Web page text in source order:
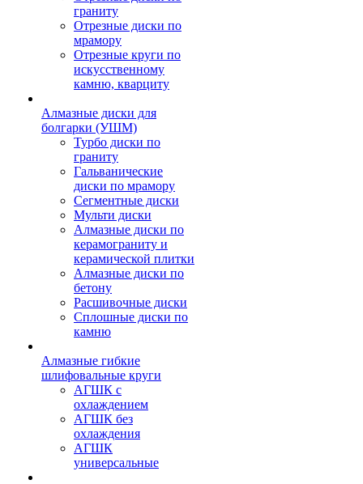
граниту
Отрезные диски по
мрамору
Отрезные круги по
искусственному
камню, кварциту
Алмазные диски для
болгарки (УШМ)
Турбо диски по
граниту
Гальванические
диски по мрамору
Сегментные диски
Мульти диски
Алмазные диски по
керамограниту и
керамической плитки
Алмазные диски по
бетону
Расшивочные диски
Сплошные диски по
камню
Алмазные гибкие
шлифовальные круги
АГШК с
охлаждением
АГШК без
охлаждения
АГШК
универсальные